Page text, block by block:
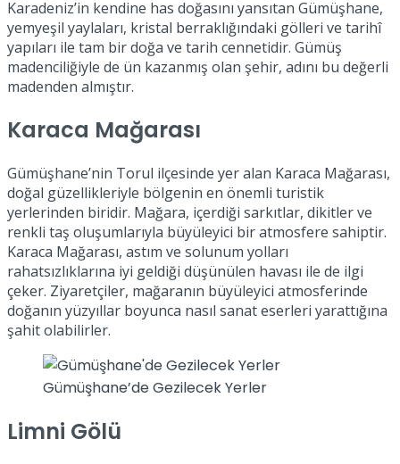
Karadeniz’in kendine has doğasını yansıtan Gümüşhane,
yemyeşil yaylaları, kristal berraklığındaki gölleri ve tarihî
yapıları ile tam bir doğa ve tarih cennetidir. Gümüş
madenciliğiyle de ün kazanmış olan şehir, adını bu değerli
madenden almıştır.
Karaca Mağarası
Gümüşhane’nin Torul ilçesinde yer alan Karaca Mağarası,
doğal güzellikleriyle bölgenin en önemli turistik
yerlerinden biridir. Mağara, içerdiği sarkıtlar, dikitler ve
renkli taş oluşumlarıyla büyüleyici bir atmosfere sahiptir.
Karaca Mağarası, astım ve solunum yolları
rahatsızlıklarına iyi geldiği düşünülen havası ile de ilgi
çeker. Ziyaretçiler, mağaranın büyüleyici atmosferinde
doğanın yüzyıllar boyunca nasıl sanat eserleri yarattığına
şahit olabilirler.
Gümüşhane’de Gezilecek Yerler
Limni Gölü